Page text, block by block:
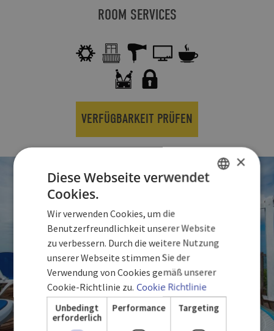
ROOM SERVICES
VERFÜGBARKEIT PRÜFEN
GERMAN
×
Diese Webseite verwendet
Cookies.
Wir verwenden Cookies, um die
Benutzerfreundlichkeit unserer Website
zu verbessern. Durch die weitere Nutzung
unserer Webseite stimmen Sie der
Verwendung von Cookies gemäß unserer
Cookie-Richtlinie zu. Cookie Richtlinie
Unbedingt
erforderlich
Performance Targeting